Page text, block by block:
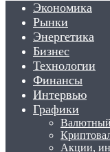
Экономика
Рынки
Энергетика
Бизнес
Технологии
Финансы
Интервью
Графики
Акции,